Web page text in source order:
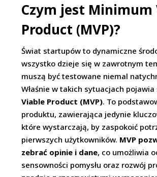
Czym jest Minimum
Product (MVP)?
Świat startupów to dynamiczne
wszystko dzieje się w zawrotnym
muszą być testowane niemal
Właśnie w takich sytuacjach pojawia
Viable Product (MVP). To
produktu, zawierająca jedynie
które wystarczają, by zaspokoić
pierwszych użytkowników. MVP
zebrać opinie i dane, co umożliwia
sensowności pomysłu oraz rozwój